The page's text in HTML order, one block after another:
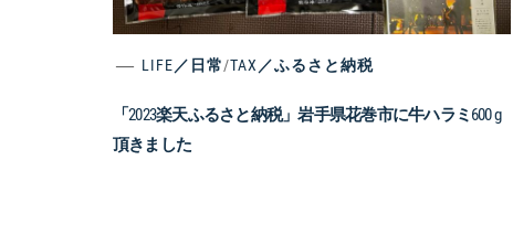
LIFE／日常/TAX／ふるさと納税
「2023楽天ふるさと納税」岩手県花巻市に牛ハラミ600 g
頂きました